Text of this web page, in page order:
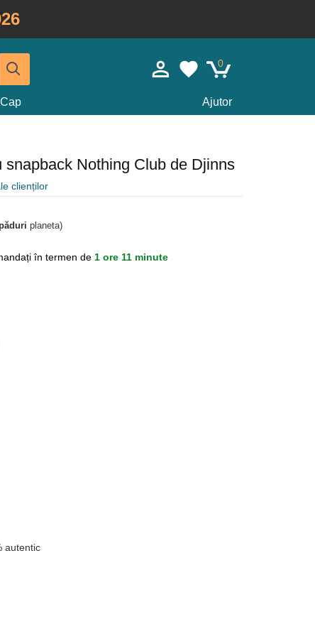
0
Ajutor
snapback Nothing Club de Djinns
clienților
planeta)
în termen de 1 ore 11 minute
autentic